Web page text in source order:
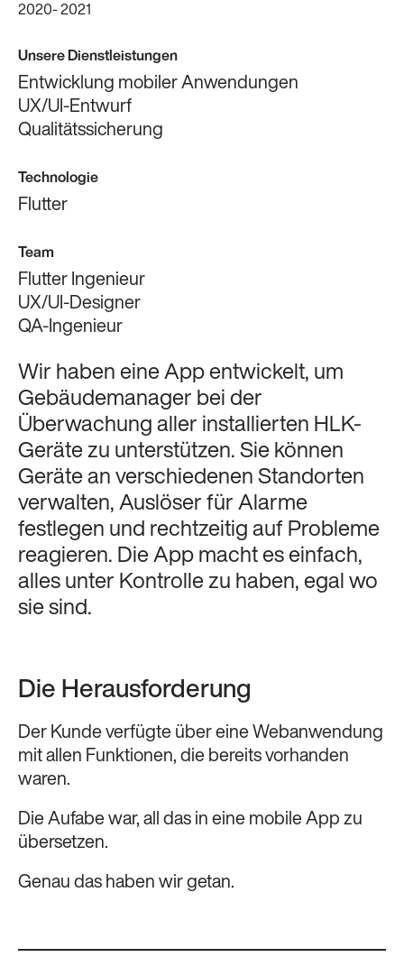
2020- 2021
Unsere Dienstleistungen
Entwicklung mobiler Anwendungen
UX/UI-Entwurf
Qualitätssicherung
Technologie
Flutter
Team
Flutter Ingenieur
UX/UI-Designer
QA-Ingenieur
Wir haben eine App entwickelt, um
Gebäudemanager bei der
Überwachung aller installierten HLK-
Geräte zu unterstützen. Sie können
Geräte an verschiedenen Standorten
verwalten, Auslöser für Alarme
festlegen und rechtzeitig auf Probleme
reagieren. Die App macht es einfach,
alles unter Kontrolle zu haben, egal wo
sie sind.
Die Herausforderung
Der Kunde verfügte über eine Webanwendung
mit allen Funktionen, die bereits vorhanden
waren.
Die Aufabe war, all das in eine mobile App zu
übersetzen.
Genau das haben wir getan.